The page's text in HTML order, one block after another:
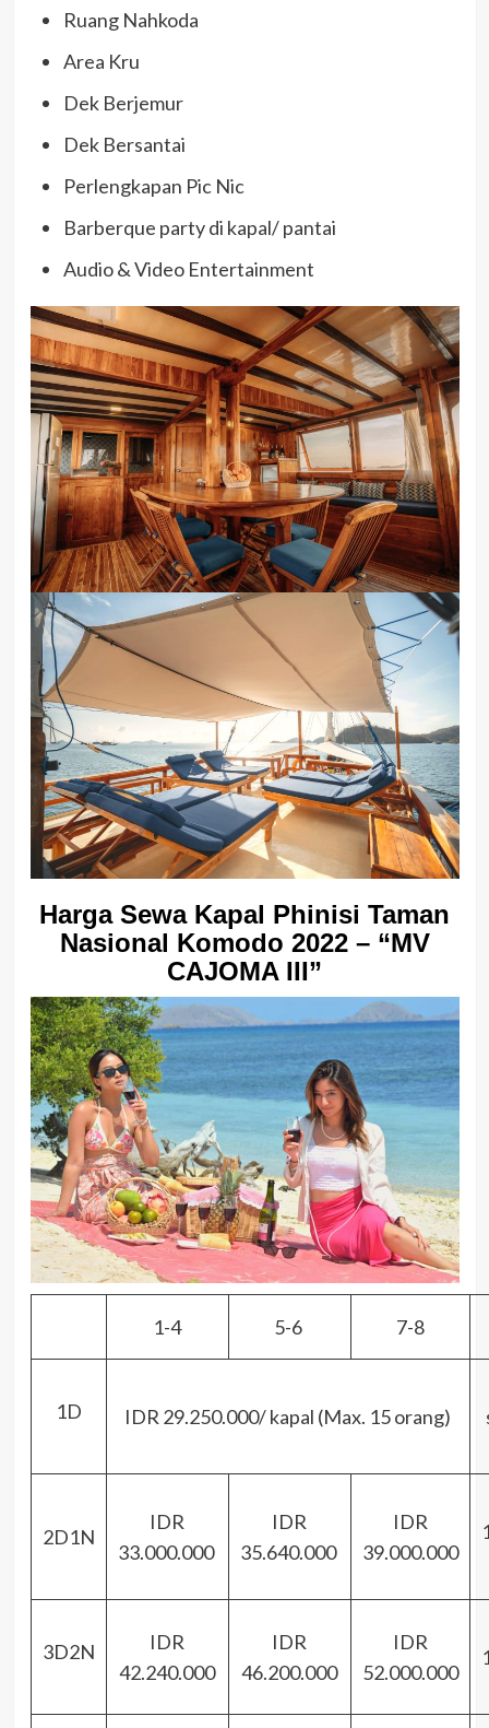
Ruang Nahkoda
Area Kru
Dek Berjemur
Dek Bersantai
Perlengkapan Pic Nic
Barberque party di kapal/ pantai
Audio & Video Entertainment
Harga Sewa Kapal Phinisi Taman
Nasional Komodo 2022 – “MV
CAJOMA III”
1-4 5-6 7-8
1D IDR 29.250.000/ kapal (Max. 15 orang)
2D1N
IDR
33.000.000
IDR
35.640.000
IDR
39.000.000
3D2N
IDR
42.240.000
IDR
46.200.000
IDR
52.000.000